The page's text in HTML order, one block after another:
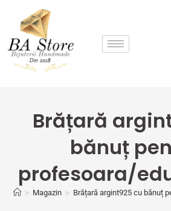
Brățară
bănuț
profesoara/
> Magazin > Brățară argint925 cu bănuț